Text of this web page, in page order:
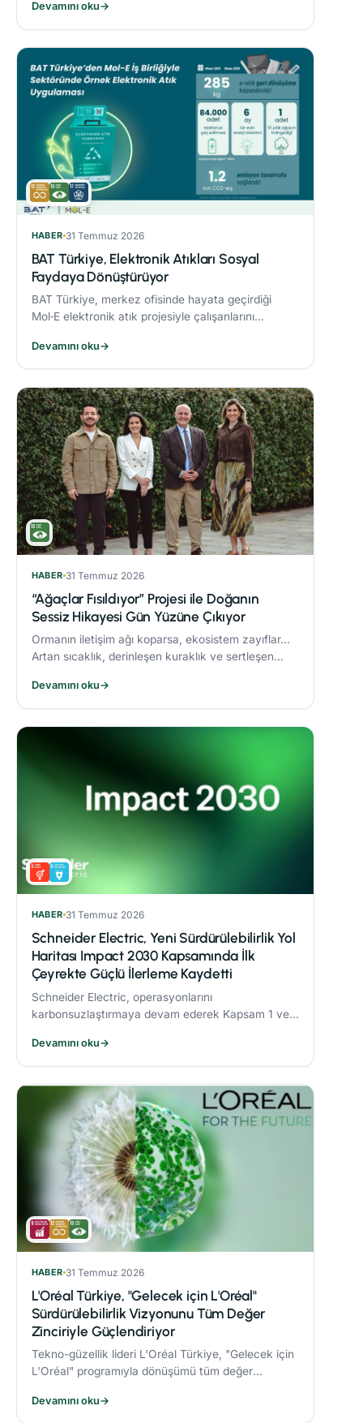
sonucunda %21’lik azaltım sağladı.
Devamını oku→
HABER 31 Temmuz 2026
BAT Türkiye, Elektronik Atıkları Sosyal
Faydaya Dönüştürüyor
BAT Türkiye, merkez ofisinde hayata geçirdiği
Mol‑E elektronik atık projesiyle çalışanlarını
Devamını oku→
HABER 31 Temmuz 2026
“Ağaçlar Fısıldıyor” Projesi ile Doğanın
Sessiz Hikayesi Gün Yüzüne Çıkıyor
Ormanın iletişim ağı koparsa, ekosistem zayıflar...
Artan sıcaklık, derinleşen kuraklık ve sertleşen
getiriyor.
Devamını oku→
HABER 31 Temmuz 2026
Schneider Electric, Yeni Sürdürülebilirlik Yol
Haritası Impact 2030 Kapsamında İlk
Çeyrekte Güçlü İlerleme Kaydetti
Schneider Electric, operasyonlarını
karbonsuzlaştırmaya devam ederek Kapsam 1 ve 2
azalttı.
Devamını oku→
HABER 31 Temmuz 2026
L'Oréal Türkiye, "Gelecek için L'Oréal"
Sürdürülebilirlik Vizyonunu Tüm Değer
Zinciriyle Güçlendiriyor
Tekno-güzellik lideri L'Oréal Türkiye, "Gelecek için
L'Oréal" programıyla dönüşümü tüm değer
Devamını oku→